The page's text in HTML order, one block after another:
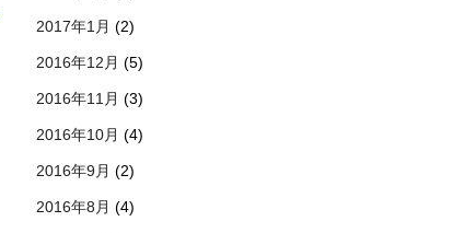
2017年1月 (2)
2016年12月 (5)
2016年11月 (3)
2016年10月 (4)
2016年9月 (2)
2016年8月 (4)